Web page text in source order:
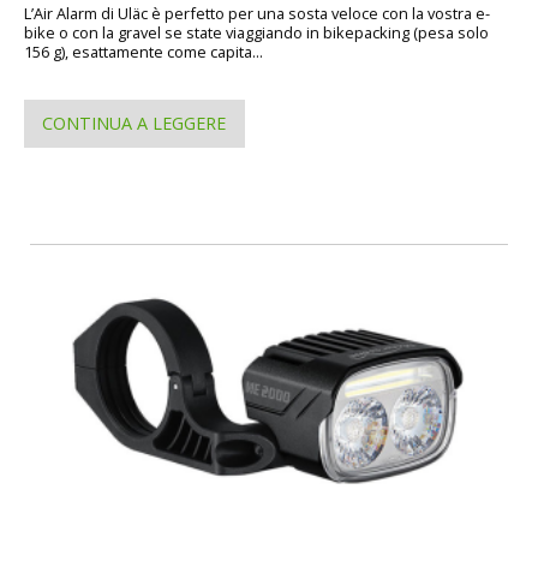
L’Air Alarm di Uläc è perfetto per una sosta veloce con la vostra e-
bike o con la gravel se state viaggiando in bikepacking (pesa solo
156 g), esattamente come capita...
CONTINUA A LEGGERE